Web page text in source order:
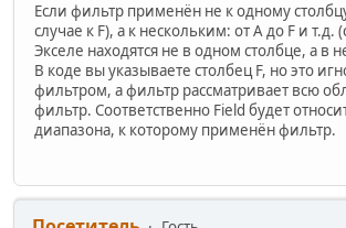
Если фильтр применён не к одному
случае к F), а к нескольким: от A до F и т.д.
Экселе находятся не в одном столбце, а в
В коде вы указываете столбец F, но это
фильтром, а фильтр рассматривает всю
фильтр. Соответственно Field будет
диапазона, к которому применён фильтр.